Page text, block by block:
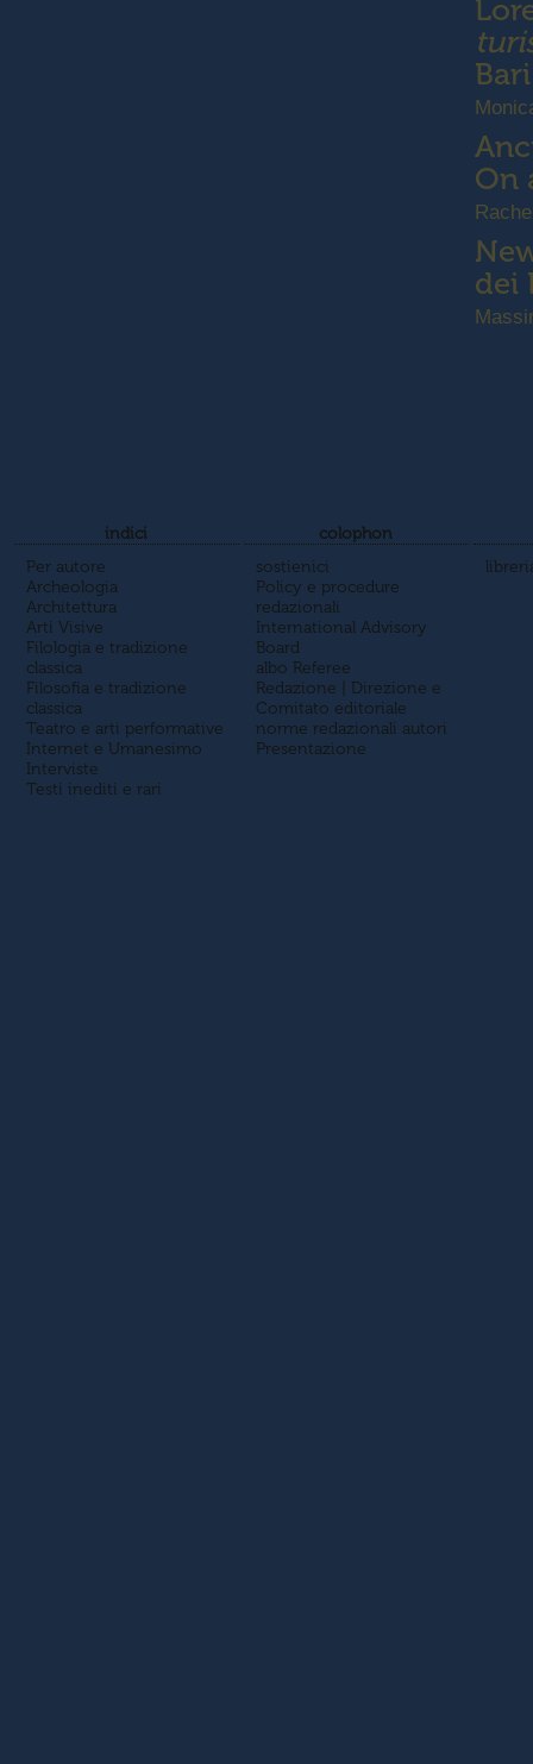
On
dei
indici
Per autore
Archeologia
Architettura
Arti Visive
Filologia e tradizione
classica
Filosofia e tradizione
classica
Teatro e arti performative
Internet e Umanesimo
Interviste
Testi inediti e rari
colophon
sostienici
Policy e procedure
redazionali
International Advisory
Board
albo Referee
Redazione | Direzione e
Comitato editoriale
norme redazionali autori
Presentazione